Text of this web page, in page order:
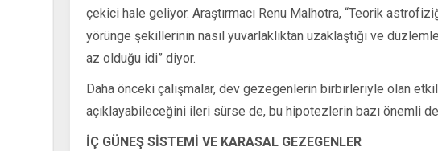
çekici hale geliyor. Araştırmacı Renu Malhotra, “Teorik
yörünge şekillerinin nasıl yuvarlaklıktan uzaklaştığı ve
az olduğu idi” diyor.
Daha önceki çalışmalar, dev gezegenlerin birbirleriyle olan
açıklayabileceğini ileri sürse de, bu hipotezlerin bazı önemli
İÇ GÜNEŞ SİSTEMİ VE KARASAL GEZEGENLER